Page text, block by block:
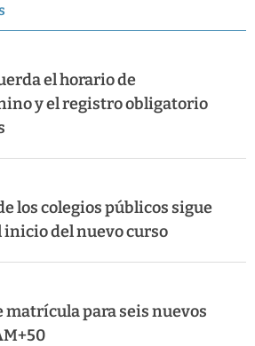
el horario de
y el registro obligatorio
los colegios públicos sigue
inicio del nuevo curso
matrícula para seis nuevos